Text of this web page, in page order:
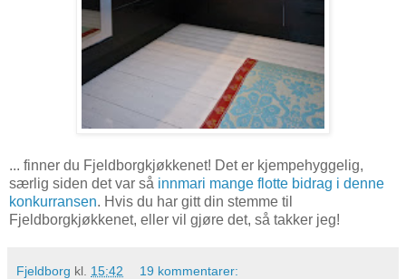
... finner du Fjeldborgkjøkkenet! Det er kjempehyggelig,
særlig siden det var så innmari mange flotte bidrag i denne
konkurransen. Hvis du har gitt din stemme til
Fjeldborgkjøkkenet, eller vil gjøre det, så takker jeg!
Fjeldborg kl. 15:42 19 kommentarer: